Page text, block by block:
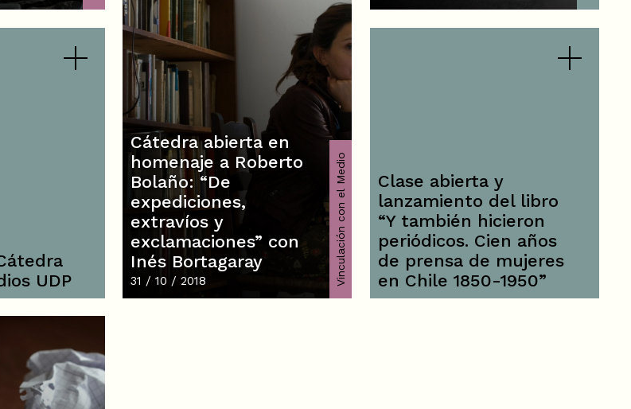
UDP
Cátedra abierta en
homenaje a Roberto
Bolaño: “De
expediciones,
extravíos y
exclamaciones” con
Inés Bortagaray
31 / 10 / 2018 Vinculación con el Medio
Clase abierta y
lanzamiento del libro
“Y también hicieron
periódicos. Cien años
de prensa de mujeres
en Chile 1850-1950”